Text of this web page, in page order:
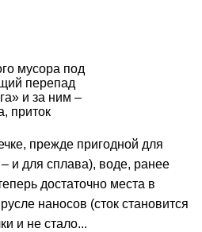
мусора под
перепад
и за ним –
приток
прежде пригодной для
и для сплава), воде, ранее
достаточно места в
наносов (сток становится
и не стало...